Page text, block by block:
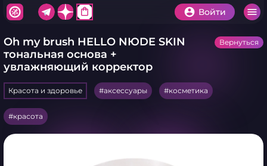
shopping_bag Войти
Oh my brush HELLO NЮDE SKIN
тональная основа +
увлажняющий корректор
Вернуться
Красота и здоровье аксессуары косметика
красота